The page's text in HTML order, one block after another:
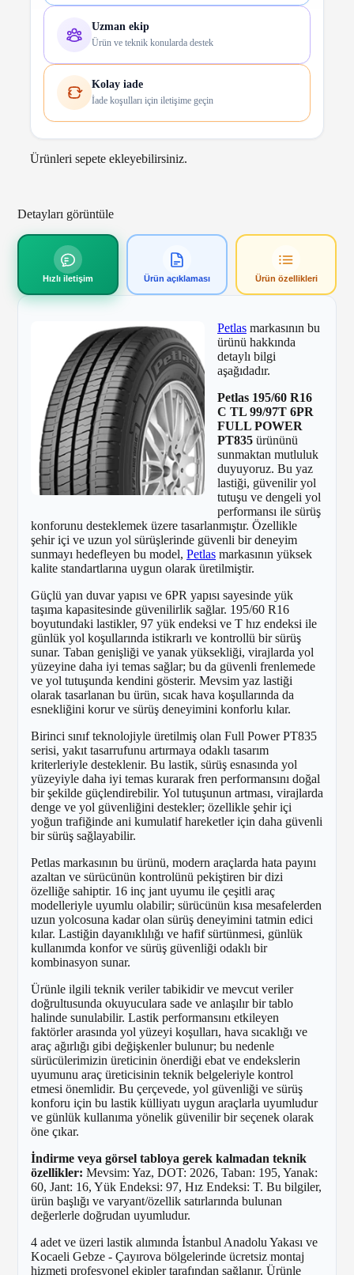
Uzman ekip
Ürün ve teknik konularda destek
Kolay iade
İade koşulları için iletişime geçin
Ürünleri sepete ekleyebilirsiniz.
Detayları görüntüle
Hızlı iletişim Ürün açıklaması Ürün özellikleri
Petlas markasının bu
ürünü hakkında
detaylı bilgi
aşağıdadır.
Petlas 195/60 R16
C TL 99/97T 6PR
FULL POWER
PT835 ürününü
sunmaktan mutluluk
duyuyoruz. Bu yaz
lastiği, güvenilir yol
tutuşu ve dengeli yol
performansı ile sürüş
konforunu desteklemek üzere tasarlanmıştır. Özellikle
şehir içi ve uzun yol sürüşlerinde güvenli bir deneyim
sunmayı hedefleyen bu model, Petlas markasının yüksek
kalite standartlarına uygun olarak üretilmiştir.
Güçlü yan duvar yapısı ve 6PR yapısı sayesinde yük
taşıma kapasitesinde güvenilirlik sağlar. 195/60 R16
boyutundaki lastikler, 97 yük endeksi ve T hız endeksi ile
günlük yol koşullarında istikrarlı ve kontrollü bir sürüş
sunar. Taban genişliği ve yanak yüksekliği, virajlarda yol
yüzeyine daha iyi temas sağlar; bu da güvenli frenlemede
ve yol tutuşunda kendini gösterir. Mevsim yaz lastiği
olarak tasarlanan bu ürün, sıcak hava koşullarında da
esnekliğini korur ve sürüş deneyimini konforlu kılar.
Birinci sınıf teknolojiyle üretilmiş olan Full Power PT835
serisi, yakıt tasarrufunu artırmaya odaklı tasarım
kriterleriyle desteklenir. Bu lastik, sürüş esnasında yol
yüzeyiyle daha iyi temas kurarak fren performansını doğal
bir şekilde güçlendirebilir. Yol tutuşunun artması, virajlarda
denge ve yol güvenliğini destekler; özellikle şehir içi
yoğun trafiğinde ani kumulatif hareketler için daha güvenli
bir sürüş sağlayabilir.
Petlas markasının bu ürünü, modern araçlarda hata payını
azaltan ve sürücünün kontrolünü pekiştiren bir dizi
özelliğe sahiptir. 16 inç jant uyumu ile çeşitli araç
modelleriyle uyumlu olabilir; sürücünün kısa mesafelerden
uzun yolcosuna kadar olan sürüş deneyimini tatmin edici
kılar. Lastiğin dayanıklılığı ve hafif sürtünmesi, günlük
kullanımda konfor ve sürüş güvenliği odaklı bir
kombinasyon sunar.
Ürünle ilgili teknik veriler tabikidir ve mevcut veriler
doğrultusunda okuyuculara sade ve anlaşılır bir tablo
halinde sunulabilir. Lastik performansını etkileyen
faktörler arasında yol yüzeyi koşulları, hava sıcaklığı ve
araç ağırlığı gibi değişkenler bulunur; bu nedenle
sürücülerimizin üreticinin önerdiği ebat ve endekslerin
uyumunu araç üreticisinin teknik belgeleriyle kontrol
etmesi önemlidir. Bu çerçevede, yol güvenliği ve sürüş
konforu için bu lastik külliyatı uygun araçlarla uyumludur
ve günlük kullanıma yönelik güvenilir bir seçenek olarak
öne çıkar.
İndirme veya görsel tabloya gerek kalmadan teknik
özellikler: Mevsim: Yaz, DOT: 2026, Taban: 195, Yanak:
60, Jant: 16, Yük Endeksi: 97, Hız Endeksi: T. Bu bilgiler,
ürün başlığı ve varyant/özellik satırlarında bulunan
değerlerle doğrudan uyumludur.
4 adet ve üzeri lastik alımında İstanbul Anadolu Yakası ve
Kocaeli Gebze - Çayırova bölgelerinde ücretsiz montaj
hizmeti profesyonel ekipler tarafından sağlanır. Ürünle